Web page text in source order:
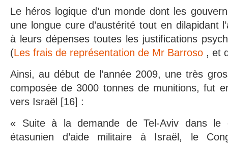
Le héros logique d’un monde dont les
une longue cure d’austérité tout en dilapidant
à leurs dépenses toutes les justifications
(Les frais de représentation de Mr Barroso , et
Ainsi, au début de l’année 2009, une très
composée de 3000 tonnes de munitions, fut
vers Israël [16] :
« Suite à la demande de Tel-Aviv dans le
étasunien d’aide militaire à Israël, le